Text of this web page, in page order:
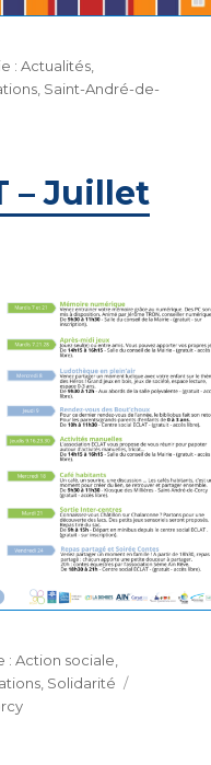
Catégories
Actualités,
, Saint-André-de-
– Juillet
Catégories
Action sociale
, Solidarité